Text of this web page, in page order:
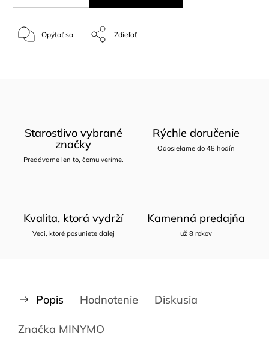
Opýtať sa Zdieľať
Starostlivo vybrané
značky
Predávame len to, čomu veríme.
Rýchle doručenie
Odosielame do 48 hodín
Kvalita, ktorá vydrží
Veci, ktoré posuniete ďalej
Kamenná predajňa
už 8 rokov
Popis Hodnotenie Diskusia
Značka MINYMO